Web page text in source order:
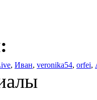
, Иван, veronika54, orfei,